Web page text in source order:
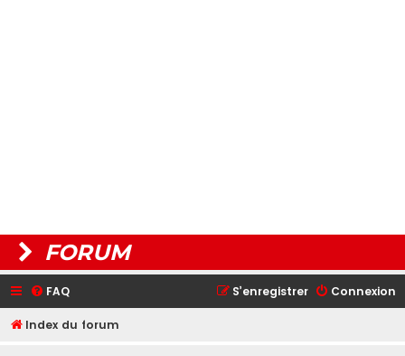
FORUM
FAQ Connexion
S’enregistrer
Index du forum